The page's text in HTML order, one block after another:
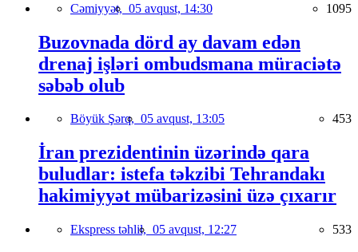
Cəmiyyət, 05 avqust, 14:30 1095
Buzovnada dörd ay davam edən
drenaj işləri ombudsmana müraciətə
səbəb olub
Böyük Şərq, 05 avqust, 13:05 453
İran prezidentinin üzərində qara
buludlar: istefa təkzibi Tehrandakı
hakimiyyət mübarizəsini üzə çıxarır
Ekspress təhlil, 05 avqust, 12:27 533